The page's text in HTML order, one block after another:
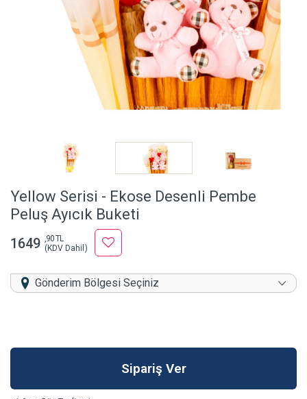
Yellow Serisi - Ekose Desenli Pembe
Peluş Ayıcık Buketi
1649 ,90 TL
(KDV Dahil)
Gönderim Bölgesi Seçiniz